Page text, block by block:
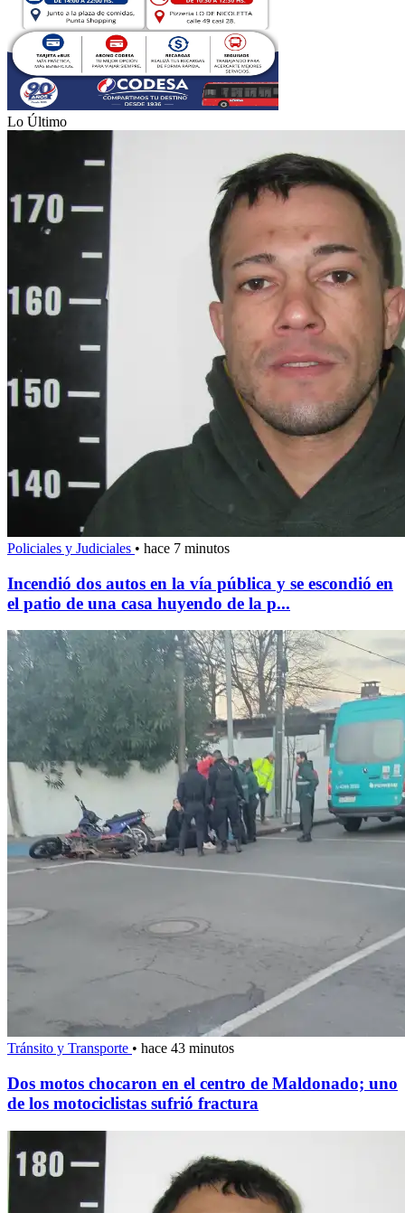
Lo Último
Policiales y Judiciales • hace 7 minutos
Incendió dos autos en la vía pública y se escondió en
el patio de una casa huyendo de la p...
Tránsito y Transporte • hace 43 minutos
Dos motos chocaron en el centro de Maldonado; uno
de los motociclistas sufrió fractura